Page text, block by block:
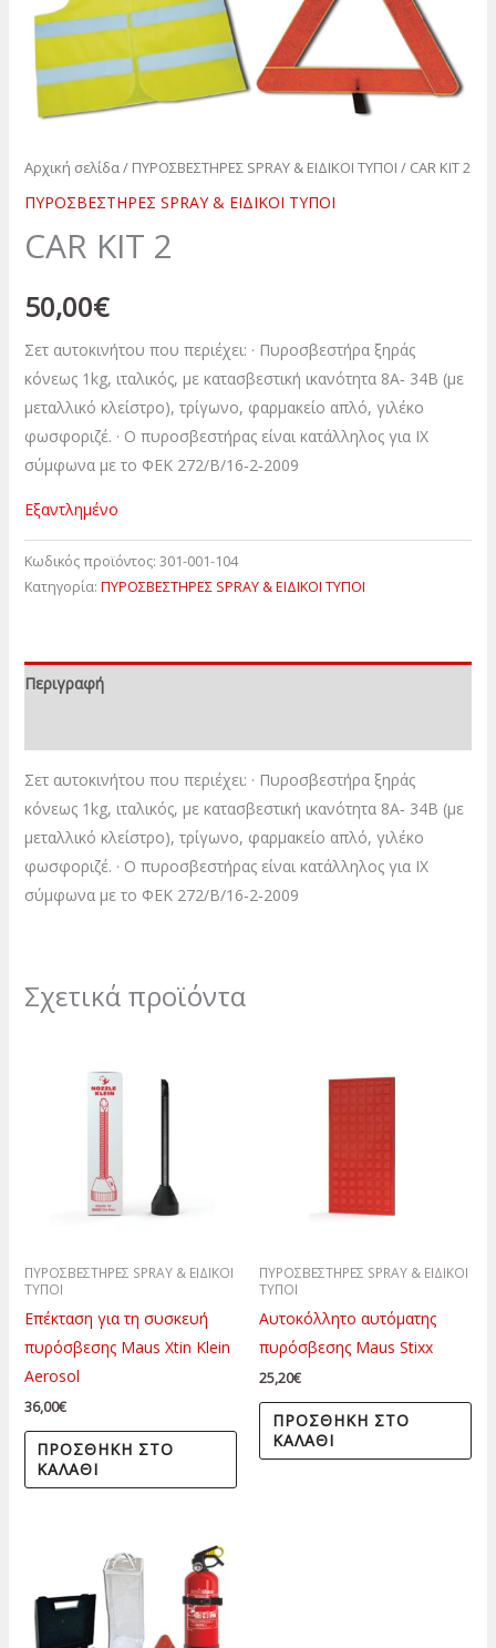
Αρχική σελίδα/ ΠΥΡΟΣΒΕΣΤΗΡΕΣ SPRAY & ΕΙΔΙΚΟΙ ΤΥΠΟΙ / CAR KIT 2
ΠΥΡΟΣΒΕΣΤΗΡΕΣ SPRAY & ΕΙΔΙΚΟΙ ΤΥΠΟΙ
CAR KIT 2
50,00€
Σετ αυτοκινήτου που περιέχει: · Πυροσβεστήρα ξηράς
κόνεως 1kg, ιταλικός, με κατασβεστική ικανότητα 8Α‐ 34Β (με
μεταλλικό κλείστρο), τρίγωνο, φαρμακείο απλό, γιλέκο
φωσφοριζέ. · Ο πυροσβεστήρας είναι κατάλληλος για ΙΧ
σύμφωνα με το ΦΕΚ 272/Β/16‐2‐2009
Εξαντλημένο
Κωδικός προϊόντος: 301-001-104
Κατηγορία: ΠΥΡΟΣΒΕΣΤΗΡΕΣ SPRAY & ΕΙΔΙΚΟΙ ΤΥΠΟΙ
Περιγραφή
Σετ αυτοκινήτου που περιέχει: · Πυροσβεστήρα ξηράς
κόνεως 1kg, ιταλικός, με κατασβεστική ικανότητα 8Α‐ 34Β (με
μεταλλικό κλείστρο), τρίγωνο, φαρμακείο απλό, γιλέκο
φωσφοριζέ. · Ο πυροσβεστήρας είναι κατάλληλος για ΙΧ
σύμφωνα με το ΦΕΚ 272/Β/16‐2‐2009
Σχετικά προϊόντα
ΠΥΡΟΣΒΕΣΤΗΡΕΣ SPRAY & ΕΙΔΙΚΟΙ
ΤΥΠΟΙ
Επέκταση για τη συσκευή
πυρόσβεσης Maus Xtin Klein
Aerosol
36,00€
ΠΡΟΣΘΉΚΗ ΣΤΟ
ΚΑΛΆΘΙ
ΠΥΡΟΣΒΕΣΤΗΡΕΣ SPRAY & ΕΙΔΙΚΟΙ
ΤΥΠΟΙ
Αυτοκόλλητο αυτόματης
πυρόσβεσης Maus Stixx
25,20€
ΠΡΟΣΘΉΚΗ ΣΤΟ
ΚΑΛΆΘΙ